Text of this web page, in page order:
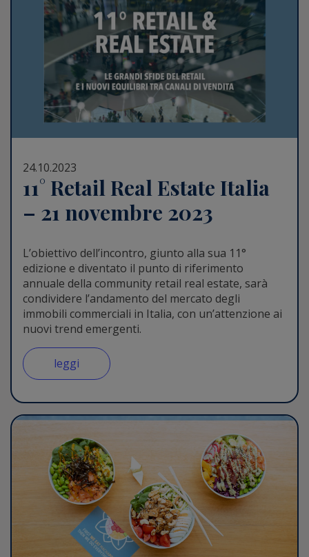
24.10.2023
11° Retail Real Estate Italia
– 21 novembre 2023
L’obiettivo dell’incontro, giunto alla sua 11°
edizione e diventato il punto di riferimento
annuale della community retail real estate, sarà
condividere l’andamento del mercato degli
immobili commerciali in Italia, con un’attenzione ai
nuovi trend emergenti.
leggi